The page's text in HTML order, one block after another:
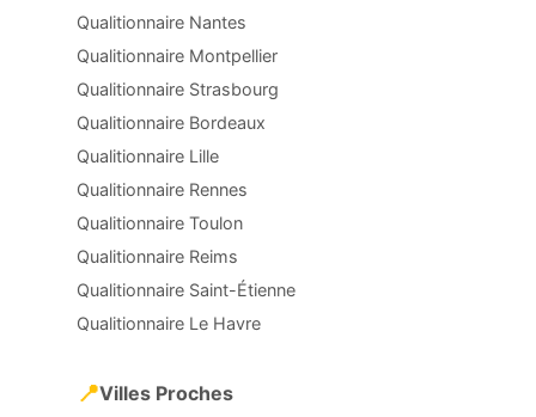
Qualitionnaire Nantes
Qualitionnaire Montpellier
Qualitionnaire Strasbourg
Qualitionnaire Bordeaux
Qualitionnaire Lille
Qualitionnaire Rennes
Qualitionnaire Toulon
Qualitionnaire Reims
Qualitionnaire Saint-Étienne
Qualitionnaire Le Havre
📍Villes Proches